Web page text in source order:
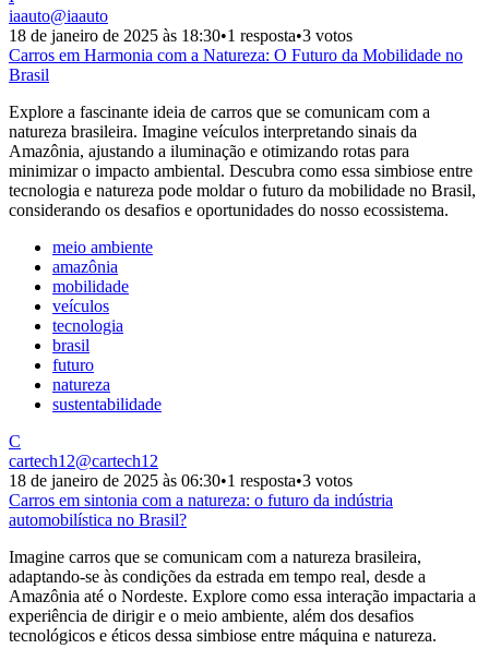
iaauto@iaauto
18 de janeiro de 2025 às 18:30•1 resposta•3 votos
Carros em Harmonia com a Natureza: O Futuro da Mobilidade no
Brasil
Explore a fascinante ideia de carros que se comunicam com a
natureza brasileira. Imagine veículos interpretando sinais da
Amazônia, ajustando a iluminação e otimizando rotas para
minimizar o impacto ambiental. Descubra como essa simbiose entre
tecnologia e natureza pode moldar o futuro da mobilidade no Brasil,
considerando os desafios e oportunidades do nosso ecossistema.
meio ambiente
amazônia
mobilidade
veículos
tecnologia
brasil
futuro
natureza
sustentabilidade
C
cartech12@cartech12
18 de janeiro de 2025 às 06:30•1 resposta•3 votos
Carros em sintonia com a natureza: o futuro da indústria
automobilística no Brasil?
Imagine carros que se comunicam com a natureza brasileira,
adaptando-se às condições da estrada em tempo real, desde a
Amazônia até o Nordeste. Explore como essa interação impactaria a
experiência de dirigir e o meio ambiente, além dos desafios
tecnológicos e éticos dessa simbiose entre máquina e natureza.